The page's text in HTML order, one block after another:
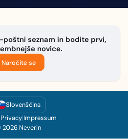
poštni seznam in bodite prvi,
novice.
Naročite se
Slovenščina
Privacy|Impressum
2026 Neverin